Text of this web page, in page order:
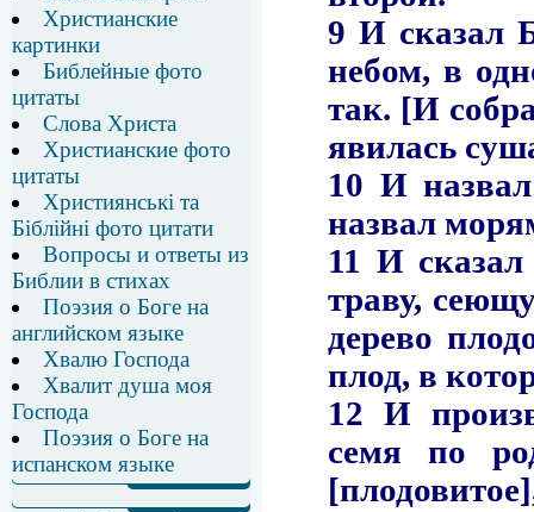
Христианские
картинки
Библейные фото
цитаты
Слова Христа
Христианские фото
цитаты
Християнські та
Біблійні фото цитати
Вопросы и ответы из
Библии в стихах
Поэзия о Боге на
английском языке
Хвалю Господа
Хвалит душа моя
Господа
Поэзия о Боге на
испанском языке